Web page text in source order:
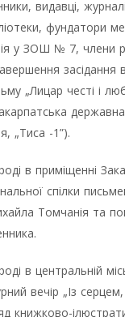
видавці,
фундатори
у ЗОШ № 7, члени
засідання
„Лицар честі і
державна
„Тиса -1”).
в приміщенні
спілки
Томчанія та
в центральній
вечір „Із
книжково-